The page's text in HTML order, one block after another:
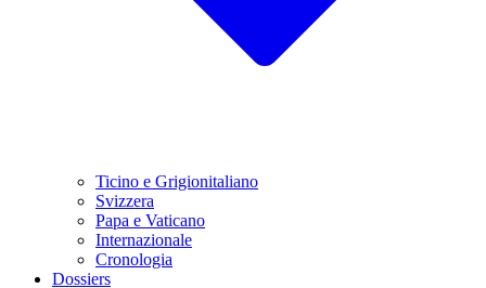
Ticino e Grigionitaliano
Svizzera
Papa e Vaticano
Internazionale
Cronologia
Dossiers